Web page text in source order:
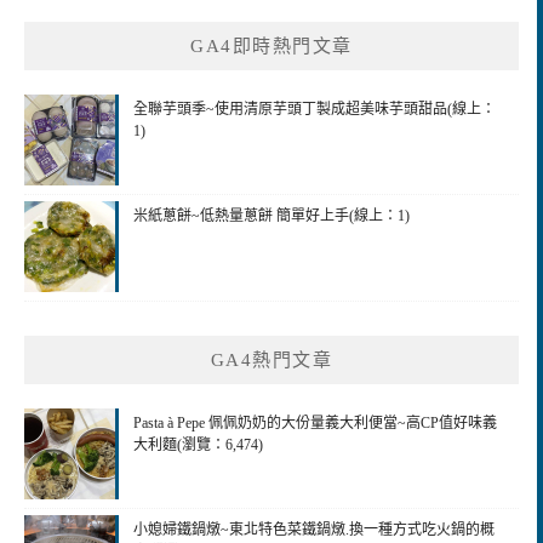
GA4即時熱門文章
全聯芋頭季~使用清原芋頭丁製成超美味芋頭甜品(線上：
1)
米紙蔥餅~低熱量蔥餅 簡單好上手(線上：1)
GA4熱門文章
Pasta à Pepe 佩佩奶奶的大份量義大利便當~高CP值好味義
大利麵(瀏覽：6,474)
小媳婦鐵鍋燉~東北特色菜鐵鍋燉.換一種方式吃火鍋的概